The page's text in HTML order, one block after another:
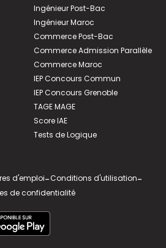
Ingénieur Post-Bac
Ingénieur Maroc
Commerce Post-Bac
Commerce Admission Parallèle
Commerce Maroc
IEP Concours Commun
IEP Concours Grenoble
TAGE MAGE
Score IAE
Tests de Logique
d'emploi-Conditions d'utilisation-
de confidentialité